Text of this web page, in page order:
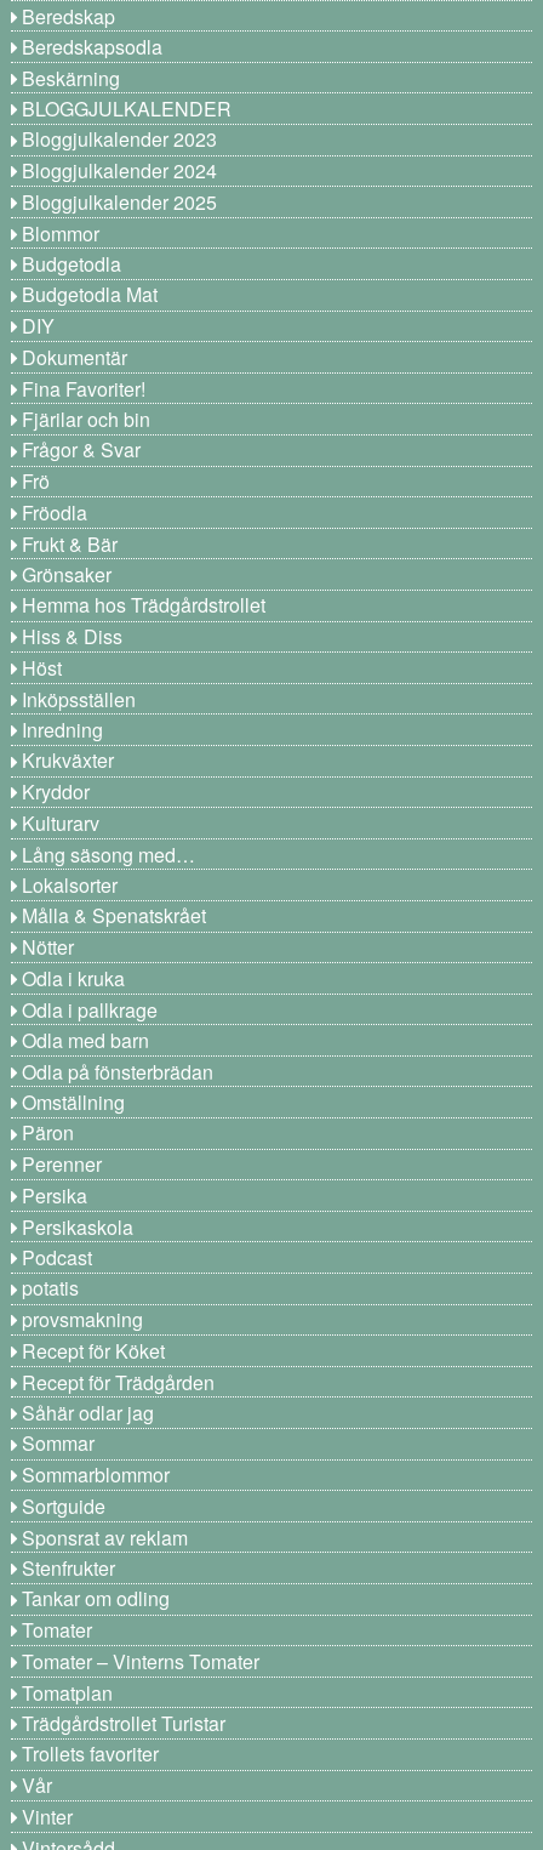
Beredskap
Beredskapsodla
Beskärning
BLOGGJULKALENDER
Bloggjulkalender 2023
Bloggjulkalender 2024
Bloggjulkalender 2025
Blommor
Budgetodla
Budgetodla Mat
DIY
Dokumentär
Fina Favoriter!
Fjärilar och bin
Frågor & Svar
Frö
Fröodla
Frukt & Bär
Grönsaker
Hemma hos Trädgårdstrollet
Hiss & Diss
Höst
Inköpsställen
Inredning
Krukväxter
Kryddor
Kulturarv
Lång säsong med…
Lokalsorter
Målla & Spenatskrået
Nötter
Odla i kruka
Odla i pallkrage
Odla med barn
Odla på fönsterbrädan
Omställning
Päron
Perenner
Persika
Persikaskola
Podcast
potatis
provsmakning
Recept för Köket
Recept för Trädgården
Såhär odlar jag
Sommar
Sommarblommor
Sortguide
Sponsrat av reklam
Stenfrukter
Tankar om odling
Tomater
Tomater – Vinterns Tomater
Tomatplan
Trädgårdstrollet Turistar
Trollets favoriter
Vår
Vinter